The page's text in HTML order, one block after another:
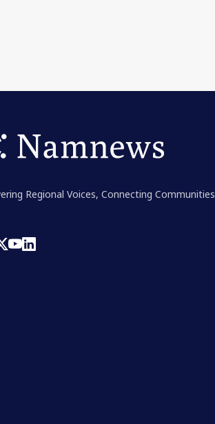
Regional Voices, Connecting Communities